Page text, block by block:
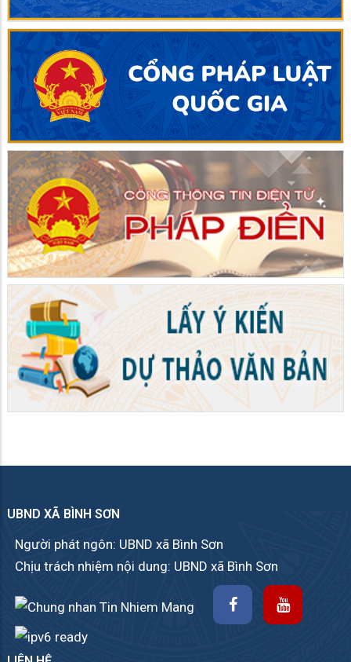
UBND XÃ BÌNH SƠN
Người phát ngôn: UBND xã Bình Sơn
Chịu trách nhiệm nội dung: UBND xã Bình Sơn